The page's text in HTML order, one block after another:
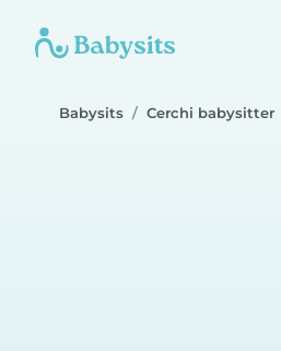
Babysits Cerchi babysitter